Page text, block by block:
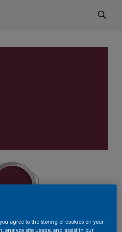
in deze kleur
agree to the storing of cookies on your
analyze site usage, and assist in our